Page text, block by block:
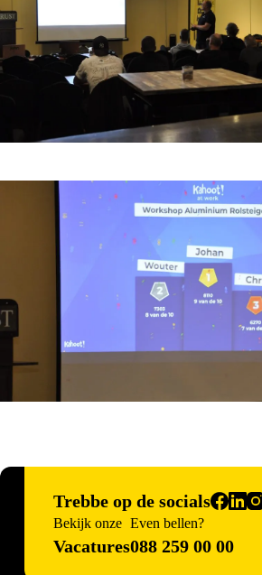
Trebbe op de socials
Bekijk onze
Vacatures
Even bellen?
088 259 00 00